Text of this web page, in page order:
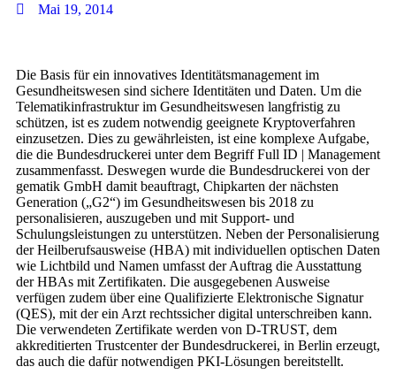
Mai 19, 2014
Die Basis für ein innovatives Identitätsmanagement im
Gesundheitswesen sind sichere Identitäten und Daten. Um die
Telematikinfrastruktur im Gesundheitswesen langfristig zu
schützen, ist es zudem notwendig geeignete Kryptoverfahren
einzusetzen. Dies zu gewährleisten, ist eine komplexe Aufgabe,
die die Bundesdruckerei unter dem Begriff Full ID | Management
zusammenfasst. Deswegen wurde die Bundesdruckerei von der
gematik GmbH damit beauftragt, Chipkarten der nächsten
Generation („G2“) im Gesundheitswesen bis 2018 zu
personalisieren, auszugeben und mit Support- und
Schulungsleistungen zu unterstützen. Neben der Personalisierung
der Heilberufsausweise (HBA) mit individuellen optischen Daten
wie Lichtbild und Namen umfasst der Auftrag die Ausstattung
der HBAs mit Zertifikaten. Die ausgegebenen Ausweise
verfügen zudem über eine Qualifizierte Elektronische Signatur
(QES), mit der ein Arzt rechtssicher digital unterschreiben kann.
Die verwendeten Zertifikate werden von D-TRUST, dem
akkreditierten Trustcenter der Bundesdruckerei, in Berlin erzeugt,
das auch die dafür notwendigen PKI-Lösungen bereitstellt.